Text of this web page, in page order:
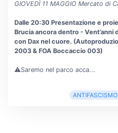
GIOVEDÌ 11 MAGGIO Mercato di
Dalle 20:30 Presentazione e
Brucia ancora dentro - Vent’anni
con Dax nel cuore.
2003 & FOA Boccaccio 003)
⚠️Saremo nel parco acca...
ANTIFASCISMO